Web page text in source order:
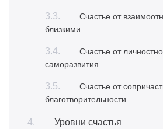
Счастье от
близкими
Счастье от
саморазвития
Счастье от
благотворительности
Уровни счастья